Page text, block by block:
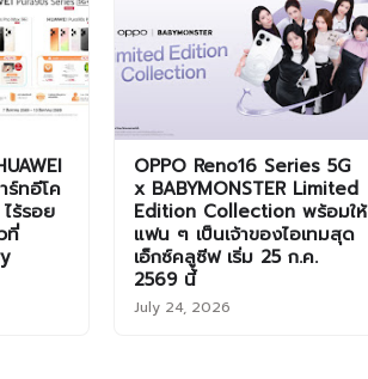
ร์ทอีโค
ร้รอย
ที่
OPPO Reno16 Series 5G
x BABYMONSTER Limited
Edition Collection พร้อมให้
แฟน ๆ เป็นเจ้าของไอเทมสุด
เอ็กซ์คลูซีฟ เริ่ม 25 ก.ค.
2569 นี้
July 24, 2026